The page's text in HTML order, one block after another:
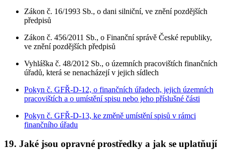
Zákon č. 16/1993 Sb., o dani silniční, ve znění pozdějších
předpisů
Zákon č. 456/2011 Sb., o Finanční správě České republiky,
ve znění pozdějších předpisů
Vyhláška č. 48/2012 Sb., o územních pracovištích finančních
úřadů, která se nenacházejí v jejich sídlech
Pokyn č. GFŘ-D-12, o finančních úřadech, jejich územních
pracovištích a o umístění spisu nebo jeho příslušné části
Pokyn č. GFŘ-D-13, ke změně umístění spisů v rámci
finančního úřadu
19. Jaké jsou opravné prostředky a jak se uplatňují